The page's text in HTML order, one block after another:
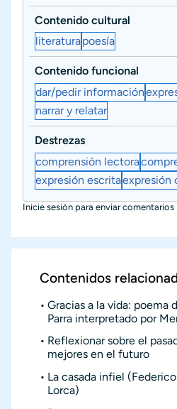
Contenido cultural
literaturapoesía
Contenido funcional
dar/pedir información
narrar y relatar
Destrezas
comprensión lectora
expresión escritaexpresión
Inicie sesión para enviar comentarios
Contenidos
Gracias a la vida: poema
Parra interpretado por
Reflexionar sobre el
mejores en el futuro
La casada infiel
Lorca)